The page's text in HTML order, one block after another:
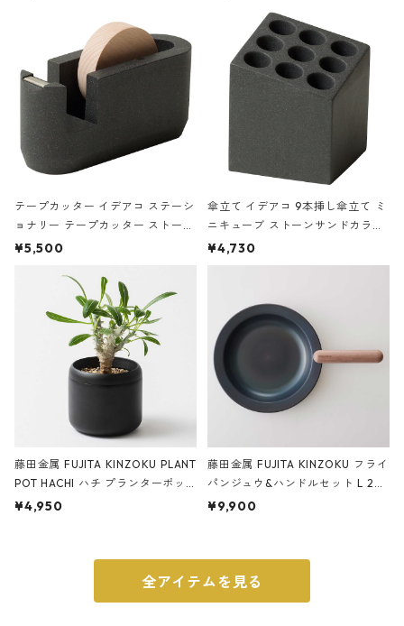
テープカッター イデアコ ステーシ
ョナリー テープカッター ストーン
サンドカラー 石調 ideaco Station
¥5,500
傘立て イデアコ 9本挿し傘立て ミ
ニキューブ ストーンサンドカラー
石調 ideaco Umbrella Stand CUB
E ストーンサンドブラック
¥4,730
藤田金属 FUJITA KINZOKU PLANT
POT HACHI ハチ プランターポッ
ト 3号 ブラック
¥4,950
藤田金属 FUJITA KINZOKU フライ
パンジュウ&ハンドルセット L 24c
m ガス火・IH対応 鉄フライパン
¥9,900
全アイテムを見る